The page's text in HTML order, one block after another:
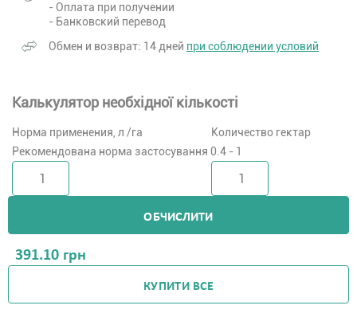
- Оплата при получении
- Банковский перевод
Обмен и возврат: 14 дней при соблюдении условий
Калькулятор необхідної кількості
Норма применения, л /га
Количество гектар
Рекомендована норма застосування 0.4 - 1
ОБЧИСЛИТИ
391.10 грн
КУПИТИ ВСЕ